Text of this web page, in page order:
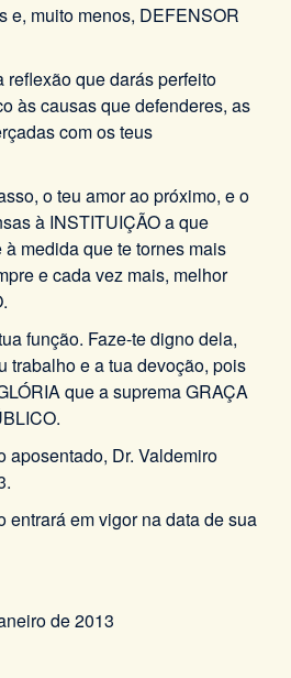
e, muito menos, DEFENSOR
reflexão que darás perfeito
às causas que defenderes, as
com os teus
o teu amor ao próximo, e o
à INSTITUIÇÃO a que
medida que te tornes mais
e cada vez mais, melhor
função. Faze-te digno dela,
trabalho e a tua devoção, pois
que a suprema GRAÇA
aposentado, Dr. Valdemiro
entrará em vigor na data de sua
de 2013